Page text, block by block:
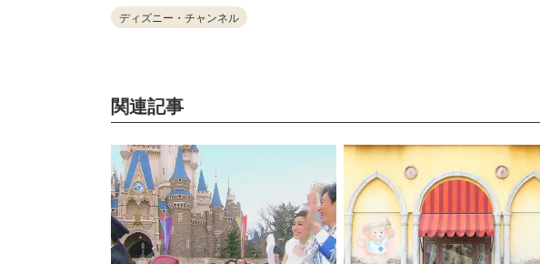
ディズニー・チャンネル
関連記事